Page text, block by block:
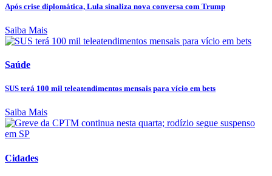
Após crise diplomática, Lula sinaliza nova conversa com Trump
Saiba Mais
Saúde
SUS terá 100 mil teleatendimentos mensais para vício em bets
Saiba Mais
Cidades